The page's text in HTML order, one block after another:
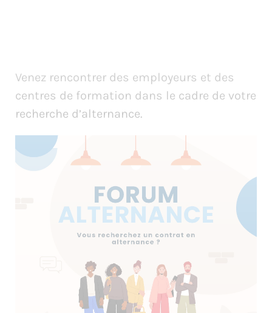
Venez rencontrer des employeurs et des
centres de formation dans le cadre de votre
recherche d’alternance.